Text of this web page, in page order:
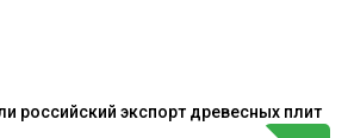
российский экспорт древесных плит